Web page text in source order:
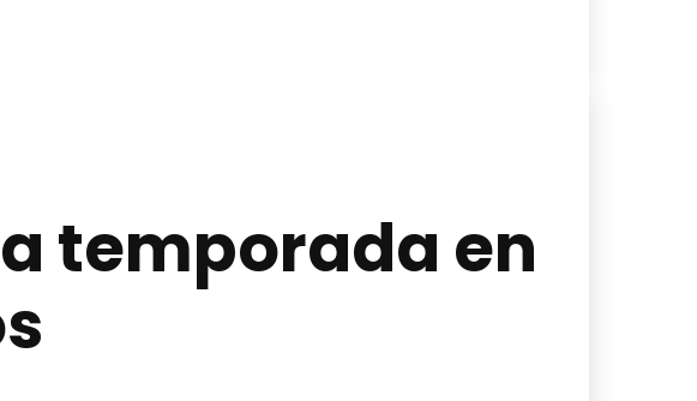
temporada en